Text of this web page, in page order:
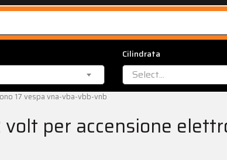
Cilindrata
Select...
17 vespa vna-vba-vbb-vnb
volt per accensione